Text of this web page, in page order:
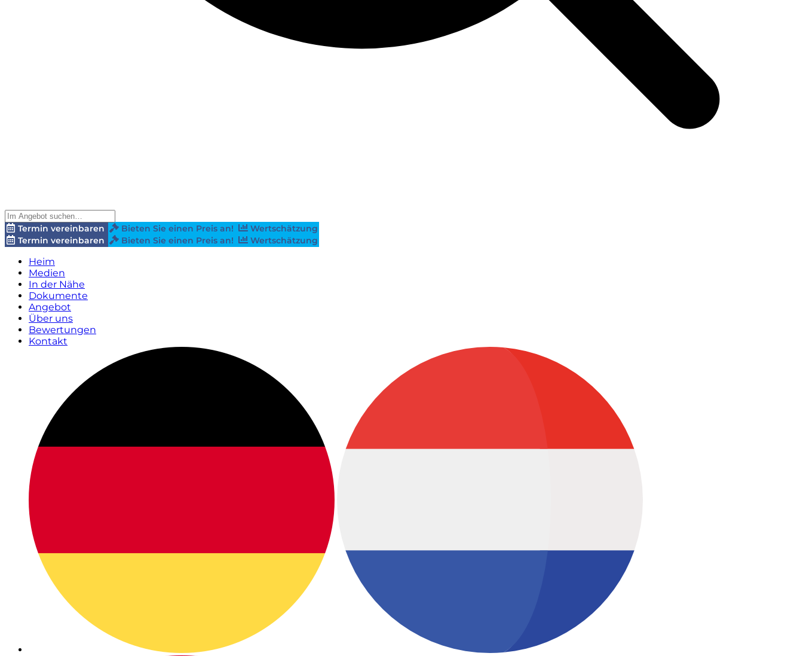
Termin vereinbaren Bieten Sie einen Preis an!
Wertschätzung
Termin vereinbaren
Bieten Sie einen Preis an! Wertschätzung
Heim
Medien
In der Nähe
Dokumente
Angebot
Über uns
Bewertungen
Kontakt